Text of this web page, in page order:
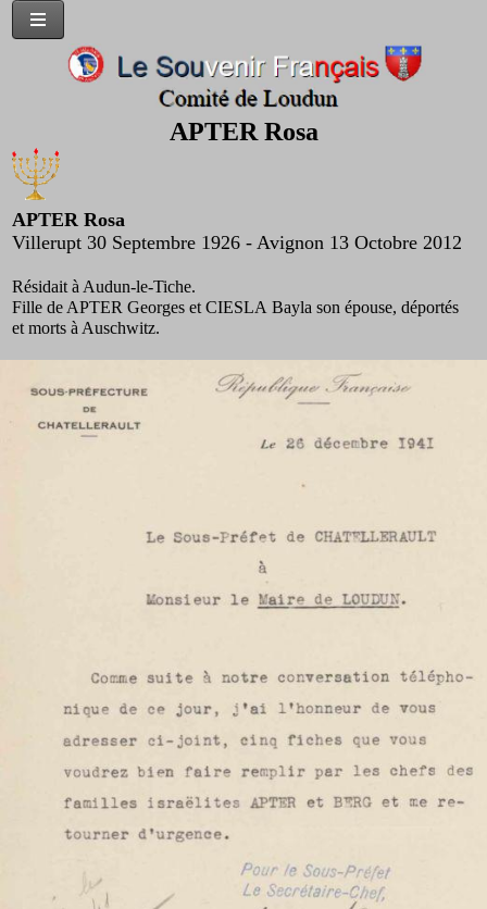
APTER Rosa
APTER Rosa
Villerupt 30 Septembre 1926 - Avignon 13 Octobre 2012
Résidait à Audun-le-Tiche.
Fille de APTER Georges et CIESLA Bayla son épouse, déportés
et morts à Auschwitz.